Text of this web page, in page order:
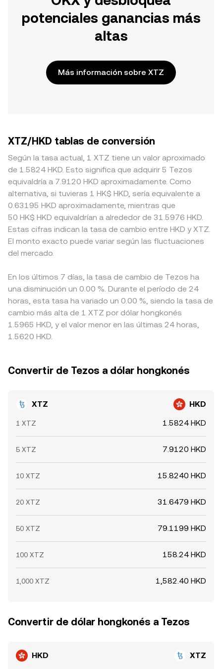
potenciales ganancias más
altas
Más información sobre XTZ
XTZ/HKD tablas de conversión
Según la tasa actual, 1 XTZ tiene un valor aproximado
de 1.5824 HKD. Esto significa que adquirir 5 Tezos
equivaldría a 7.9120 HKD aproximadamente. Como
alternativa, si tuvieras 1 HK$ HKD, sería equivalente a
0.63195 HKD aproximadamente, mientras que
50 HK$ HKD equivaldrían a alrededor de 31.5976 HKD.
Estas cifras indican la tasa de cambio entre HKD y XTZ.
El monto exacto puede variar según las fluctuaciones
del mercado.
En los últimos 7 días, la tasa de cambio de Tezos ha
una disminución un 0.00 %. Durante el período de 24
horas, esta tasa ha variado un 0.00 %, siendo la tasa de
cambio más alta de 1 XTZ por dólar hongkonés
1.5965 HKD, y el valor menor en las últimas 24 horas,
1.5620 HKD.
Convertir de Tezos a dólar hongkonés
XTZ HKD
1 XTZ 1.5824 HKD
5 XTZ 7.9120 HKD
10 XTZ 15.8240 HKD
20 XTZ 31.6479 HKD
50 XTZ 79.1199 HKD
100 XTZ 158.24 HKD
1,000 XTZ 1,582.40 HKD
Convertir de dólar hongkonés a Tezos
HKD XTZ